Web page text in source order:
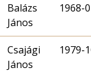
Balázs
János
1968-
Csajági
János
1979-